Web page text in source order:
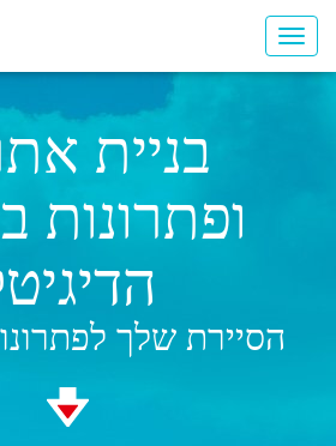
בניית
ופתרונות
הסיירת שלך